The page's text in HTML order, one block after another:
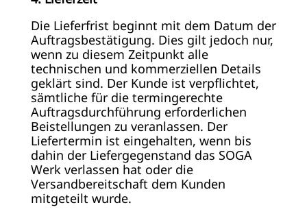
Die Lieferfrist beginnt mit dem Datum der
Auftragsbestätigung. Dies gilt jedoch nur,
wenn zu diesem Zeitpunkt alle
technischen und kommerziellen Details
geklärt sind. Der Kunde ist verpflichtet,
sämtliche für die termingerechte
Auftragsdurchführung erforderlichen
Beistellungen zu veranlassen. Der
Liefertermin ist eingehalten, wenn bis
dahin der Liefergegenstand das SOGA
Werk verlassen hat oder die
Versandbereitschaft dem Kunden
mitgeteilt wurde.